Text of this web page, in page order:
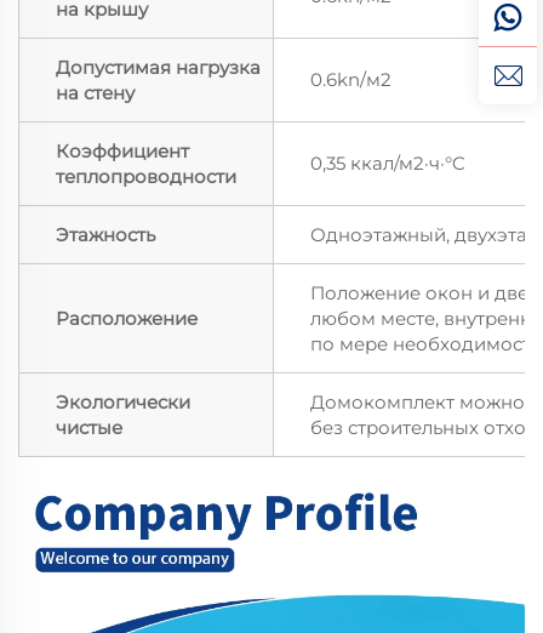
на крышу
Допустимая нагрузка
на стену
0.6kn/м2
Коэффициент
теплопроводности
0,35 ккал/м2·ч·°C
Этажность Одноэтажный,
Расположение
Положение окон и
любом месте,
по мере необходимости
Экологически
чистые
Домокомплект можно
без строительных